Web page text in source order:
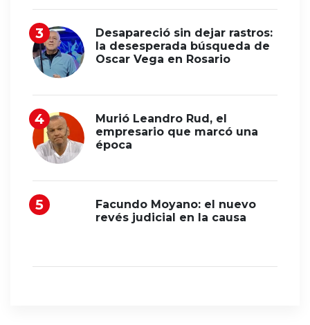
Desapareció sin dejar rastros:
la desesperada búsqueda de
Oscar Vega en Rosario
Murió Leandro Rud, el
empresario que marcó una
época
Facundo Moyano: el nuevo
revés judicial en la causa